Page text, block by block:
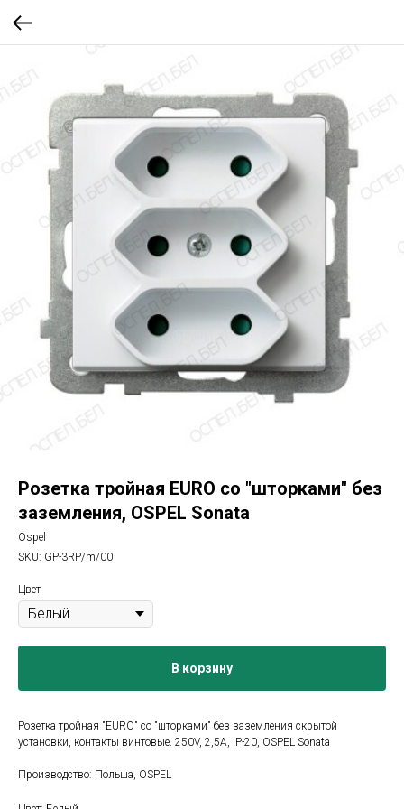
Розетка тройная EURO со "шторками" без
заземления, OSPEL Sonata
Ospel
SKU: GP-3RP/m/00
Цвет
В корзину
Розетка тройная "EURO" со "шторками" без заземления скрытой
установки, контакты винтовые. 250V, 2,5A, IP-20, OSPEL Sonata
Производство: Польша, OSPEL